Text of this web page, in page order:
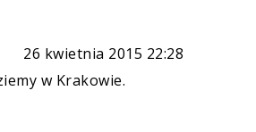
26 kwietnia 2015 22:28
w Krakowie.